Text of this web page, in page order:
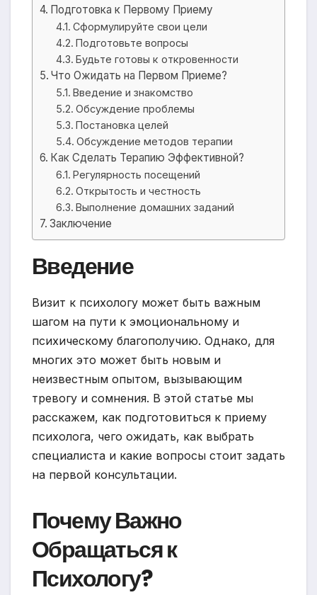
Подготовка к Первому Приему
Сформулируйте свои цели
Подготовьте вопросы
Будьте готовы к откровенности
Что Ожидать на Первом Приеме?
Введение и знакомство
Обсуждение проблемы
Постановка целей
Обсуждение методов терапии
Как Сделать Терапию Эффективной?
Регулярность посещений
Открытость и честность
Выполнение домашних заданий
Заключение
Введение
Визит к психологу может быть важным
шагом на пути к эмоциональному и
психическому благополучию. Однако, для
многих это может быть новым и
неизвестным опытом, вызывающим
тревогу и сомнения. В этой статье мы
расскажем, как подготовиться к приему
психолога, чего ожидать, как выбрать
специалиста и какие вопросы стоит задать
на первой консультации.
Почему Важно
Обращаться к
Психологу?